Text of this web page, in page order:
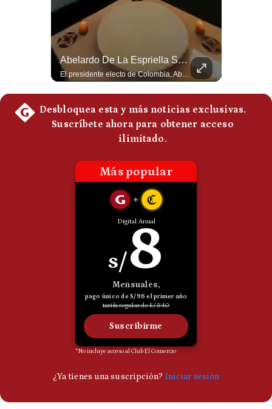
Frecuentes
Abelardo De La Espriella Se Reúne Con Javier Milei En Cali | Gestión Mundo
El presidente electo de Colombia, Abelardo de la Espriella, sostuvo una reunión bilateral en Cali con el mandatario argentino Javier Milei. El encuentro se dio pocas horas antes de la ceremonia de investidura presidencial para el periodo 2026-2030, marcando el inicio de una nueva alianza estratégica regional. #DeLaEspriella #JavierMilei #Colombia #Argentina #PoliticaLatina #Shorts 👉 Suscríbete y activa la campana para no perderte nuestro análisis diario. 🌎 Síguenos en nuestras redes sociales: 📌 Web oficial: https://gestion.pe/mundo/ 📌 LinkedIn: http://bit.ly/3HYIET0 📌 X (Twitter): http://bit.ly/4noZtX9 📌 TikTok: http://bit.ly/4evB6TO